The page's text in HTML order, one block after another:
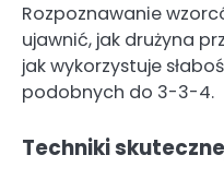
Rozpoznawanie
ujawnić, jak drużyna
jak wykorzystuje
podobnych do 3-3-4.
Techniki